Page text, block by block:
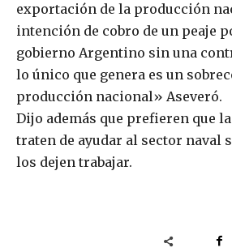
exportación de la producción
intención de cobro de un peaje
gobierno Argentino sin una
lo único que genera es un
producción nacional» Aseveró.
Dijo además que prefieren que
traten de ayudar al sector naval
los dejen trabajar.